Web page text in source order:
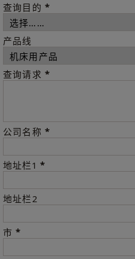
查询目的 *
产品线
查询请求 *
公司名称 *
地址栏1 *
地址栏2
市*